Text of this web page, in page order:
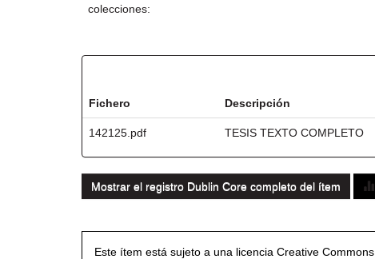
colecciones:
Fichero Descripción
142125.pdf TESIS TEXTO COMPLETO
Mostrar el registro Dublin Core completo del ítem
Este ítem está sujeto a una licencia Creative Commons